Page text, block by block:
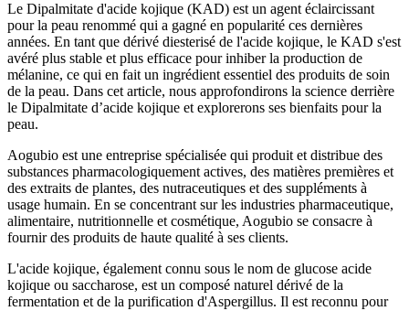
Le Dipalmitate d'acide kojique (KAD) est un agent éclaircissant
pour la peau renommé qui a gagné en popularité ces dernières
années. En tant que dérivé diesterisé de l'acide kojique, le KAD s'est
avéré plus stable et plus efficace pour inhiber la production de
mélanine, ce qui en fait un ingrédient essentiel des produits de soin
de la peau. Dans cet article, nous approfondirons la science derrière
le Dipalmitate d’acide kojique et explorerons ses bienfaits pour la
peau.
Aogubio est une entreprise spécialisée qui produit et distribue des
substances pharmacologiquement actives, des matières premières et
des extraits de plantes, des nutraceutiques et des suppléments à
usage humain. En se concentrant sur les industries pharmaceutique,
alimentaire, nutritionnelle et cosmétique, Aogubio se consacre à
fournir des produits de haute qualité à ses clients.
L'acide kojique, également connu sous le nom de glucose acide
kojique ou saccharose, est un composé naturel dérivé de la
fermentation et de la purification d'Aspergillus. Il est reconnu pour